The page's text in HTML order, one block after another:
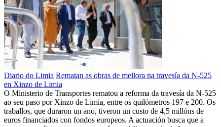
Diario do Limia Rematan as obras de mellora na travesía da N-525
en Xinzo de Limia
O Ministerio de Transportes rematou a reforma da travesía da N-525
ao seu paso por Xinzo de Limia, entre os quilómetros 197 e 200. Os
traballos, que duraron un ano, tiveron un custo de 4,5 millóns de
euros financiados con fondos europeos. A actuación busca que a